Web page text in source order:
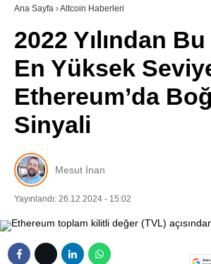
SÖZLÜK
Ana Sayfa ›Altcoin Haberleri
2022 Yılından
En Yüksek
Ethereum’da
Sinyali
Mesut İnan
Yayınlandı: 26.12.2024 - 15:02